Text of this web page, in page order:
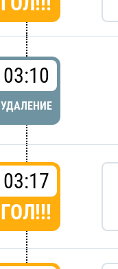
03:10
УДАЛЕНИЕ
03:17
ГОЛ!!!